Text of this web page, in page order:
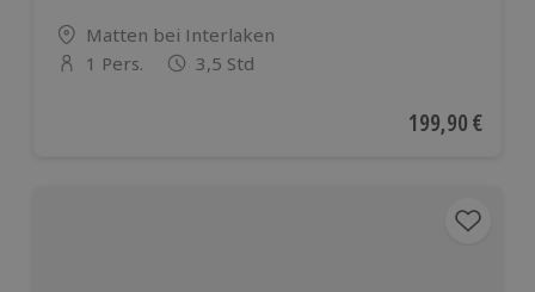
Standort
Matten bei Interlaken
Anzahl der Teilnehmer
1 Pers. 3,5 Std
Aktueller Preis
199,90 €